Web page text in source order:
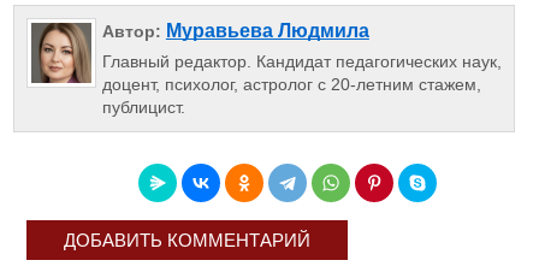
Автор: Муравьева Людмила
Главный редактор. Кандидат педагогических наук,
доцент, психолог, астролог с 20-летним стажем,
публицист.
ДОБАВИТЬ КОММЕНТАРИЙ